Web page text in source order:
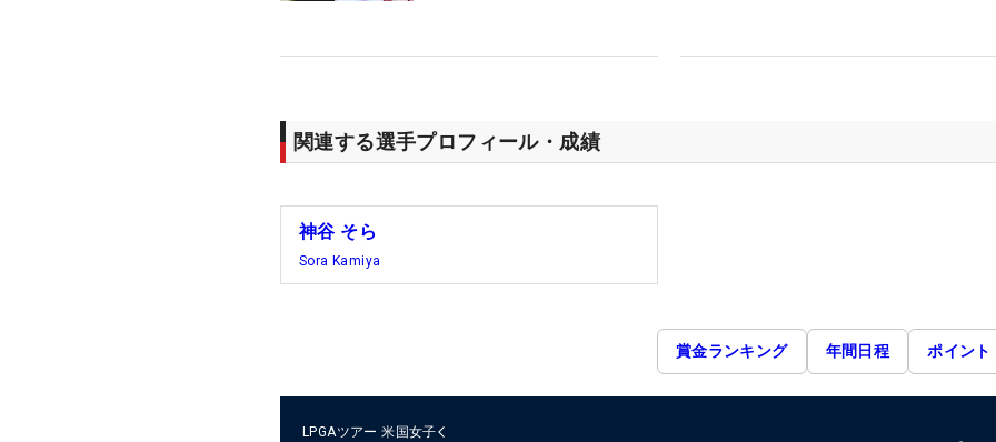
関連する選手プロフィール・成績
神谷 そら
Sora Kamiya
賞金ランキング 年間日程 ポイント
LPGAツアー 米国女子